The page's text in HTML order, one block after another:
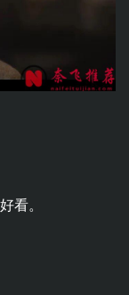
看。